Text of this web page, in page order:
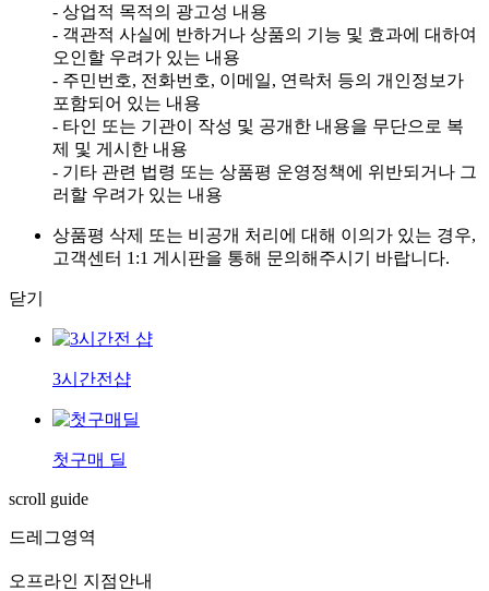
- 상업적 목적의 광고성 내용
- 객관적 사실에 반하거나 상품의 기능 및 효과에 대하여
오인할 우려가 있는 내용
- 주민번호, 전화번호, 이메일, 연락처 등의 개인정보가
포함되어 있는 내용
- 타인 또는 기관이 작성 및 공개한 내용을 무단으로 복
제 및 게시한 내용
- 기타 관련 법령 또는 상품평 운영정책에 위반되거나 그
러할 우려가 있는 내용
상품평 삭제 또는 비공개 처리에 대해 이의가 있는 경우,
고객센터 1:1 게시판을 통해 문의해주시기 바랍니다.
닫기
3시간전샵
첫구매 딜
scroll guide
드레그영역
오프라인 지점안내